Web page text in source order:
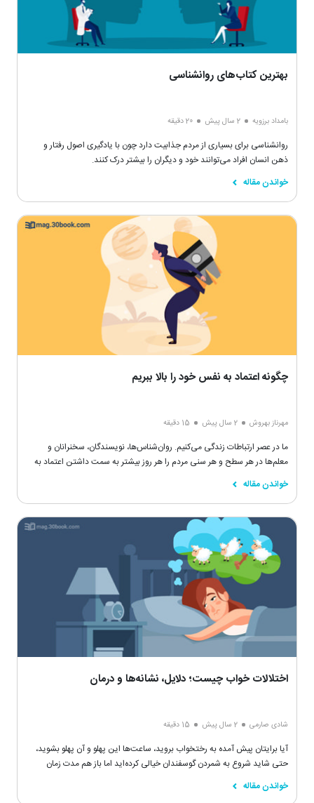
بهترین کتاب‌های روانشناسی
بامداد برزویه 2 سال پیش 20 دقیقه
روانشناسی برای بسیاری از مردم جذابیت دارد چون با یادگیری اصول رفتار و
ذهن انسان افراد می‌توانند خود و دیگران را بیشتر درک کنند.
خواندن مقاله
چگونه اعتماد به نفس خود را بالا ببریم
مهرناز بهروش 2 سال پیش 15 دقیقه
ما در عصر ارتباطات زندگی می‌کنیم. روان‌شناس‌ها، نویسندگان، سخنرانان و
معلم‌ها در هر سطح و هر سنی مردم را هر روز بیشتر به سمت داشتن اعتماد به
نفس و عزت نفس سوق می‌دهند و حتی اگر دقت کنید خودِ شما نیز به سمت
افرادی کشیده می‌شوید که به خود متکی هستند.
خواندن مقاله
اختلالات خواب چیست؛ دلایل، نشانه‌ها و درمان
شادی صارمی 2 سال پیش 15 دقیقه
آیا برایتان پیش آمده به رختخواب بروید، ساعت‌ها این پهلو و آن پهلو بشوید،
حتی شاید شروع به شمردن گوسفندان خیالی کرده‌اید اما باز هم مدت زمان
زیادی طول کشیده تا به خواب رفته‌اید. شاید شما هم مانند بسیاری از مردم
اختلال خواب داشته باشید!
خواندن مقاله